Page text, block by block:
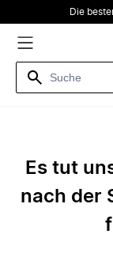
Die
Es tut
nach der